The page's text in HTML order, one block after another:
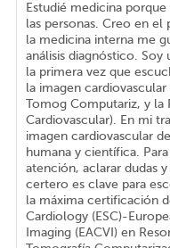
Estudié medicina
las personas. Creo en
la medicina interna me
análisis diagnóstico. Soy
la primera vez que
la imagen
Tomog Computariz, y la
Cardiovascular). En mi
imagen cardiovascular
humana y científica.
atención, aclarar dudas
certero es clave para
la máxima certificación
Cardiology (ESC)-
Imaging (EACVI) en